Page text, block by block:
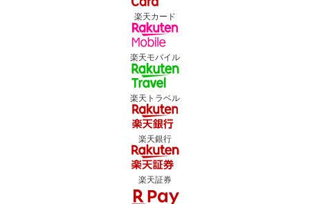
楽天カード
楽天モバイル
楽天トラベル
楽天銀行
楽天証券